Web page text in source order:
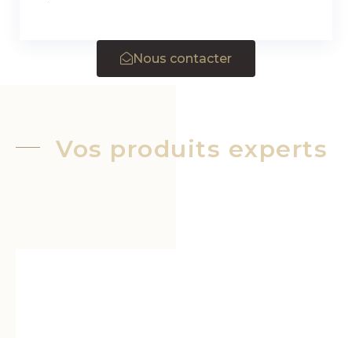
Nous contacter
Vos produits experts